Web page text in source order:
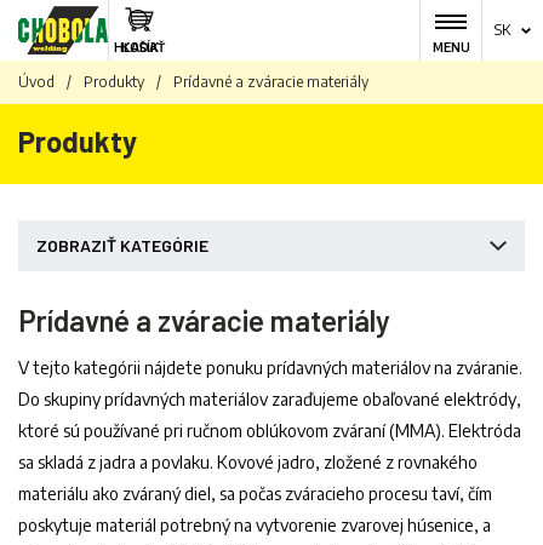
MENU
KOŠÍK
SK
HĽADAŤ
Úvod / Produkty / Prídavné a zváracie materiály
Produkty
ZOBRAZIŤ KATEGÓRIE
Prídavné a zváracie materiály
V tejto kategórii nájdete ponuku prídavných materiálov na zváranie.
Do skupiny prídavných materiálov zaraďujeme obaľované elektródy,
ktoré sú používané pri ručnom oblúkovom zváraní (MMA). Elektróda
sa skladá z jadra a povlaku. Kovové jadro, zložené z rovnakého
materiálu ako zváraný diel, sa počas zváracieho procesu taví, čím
poskytuje materiál potrebný na vytvorenie zvarovej húsenice, a